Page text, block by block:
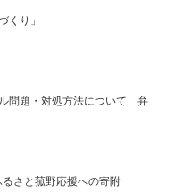
くり」
問題・対処方法について 弁
さと菰野応援への寄附